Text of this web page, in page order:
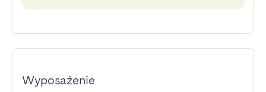
Wyposażenie